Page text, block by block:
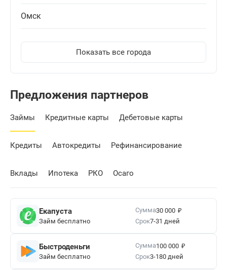
Омск
Показать все города
Предложения партнеров
Займы Кредитные карты Дебетовые карты
Кредиты Автокредиты Рефинансирование
Вклады Ипотека РКО Осаго
Екапуста
Займ бесплатно
Сумма30 000 ₽
Срок7-31 дней
Быстроденьги
Займ бесплатно
Сумма100 000 ₽
Срок3-180 дней